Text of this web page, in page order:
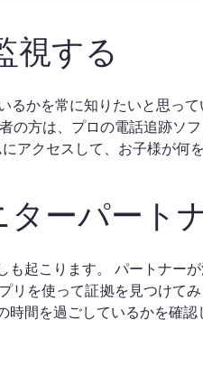
視する
かを常に知りたいと思っ
の方は、プロの電話追跡ソ
アクセスして、お子様が何
ーパート
起こります。 パートナー
リを使って証拠を見つけて
間を過ごしているかを確